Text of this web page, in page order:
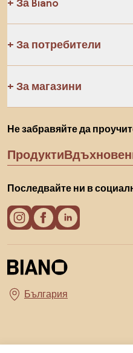
За Biano
За потребители
За магазини
Не забравяйте да
Продукти
Последвайте ни в
Изберете държава